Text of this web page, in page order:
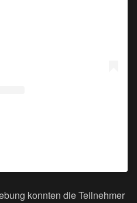
konnten die Teilnehmer